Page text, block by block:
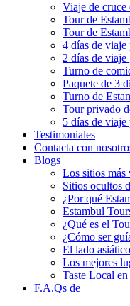
Viaje de cruce
Tour de
Tour de
4 días de viaje
2 días de
Turno de
Paquete de 3
Turno de
Tour privado
5 días de
Testimoniales
Contacta con
Blogs
Los sitios más
Sitios ocultos
¿Por qué
Estambul
¿Qué es el
¿Cómo ser
El lado
Los mejores
Taste Local
F.A.Qs de